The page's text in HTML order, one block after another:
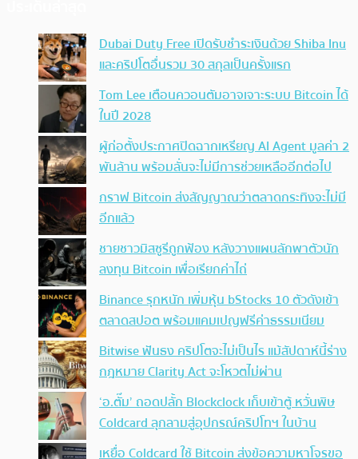
Dubai Duty Free เปิดรับชำระเงินด้วย Shiba Inu
และคริปโตอื่นรวม 30 สกุลเป็นครั้งแรก
Tom Lee เตือนควอนตัมอาจเจาะระบบ Bitcoin ได้
ในปี 2028
ผู้ก่อตั้งประกาศปิดฉากเหรียญ AI Agent มูลค่า 2
พันล้าน พร้อมลั่นจะไม่มีการช่วยเหลืออีกต่อไป
กราฟ Bitcoin ส่งสัญญาณว่าตลาดกระทิงจะไม่มี
อีกแล้ว
ชายชาวมิสซูรีถูกฟ้อง หลังวางแผนลักพาตัวนัก
ลงทุน Bitcoin เพื่อเรียกค่าไถ่
Binance รุกหนัก เพิ่มหุ้น bStocks 10 ตัวดังเข้า
ตลาดสปอต พร้อมแคมเปญฟรีค่าธรรมเนียม
Bitwise ฟันธง คริปโตจะไม่เป็นไร แม้สัปดาห์นี้ร่าง
กฎหมาย Clarity Act จะโหวตไม่ผ่าน
‘อ.ตั๊ม’ ถอดปลั้ก Blockclock เก็บเข้าตู้ หวั่นพิษ
Coldcard ลุกลามสู่อุปกรณ์คริปโทฯ ในบ้าน
เหยื่อ Coldcard ใช้ Bitcoin ส่งข้อความหาโจรขอ